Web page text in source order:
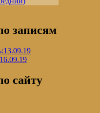
записям
13.09.19
16.09.19
сайту